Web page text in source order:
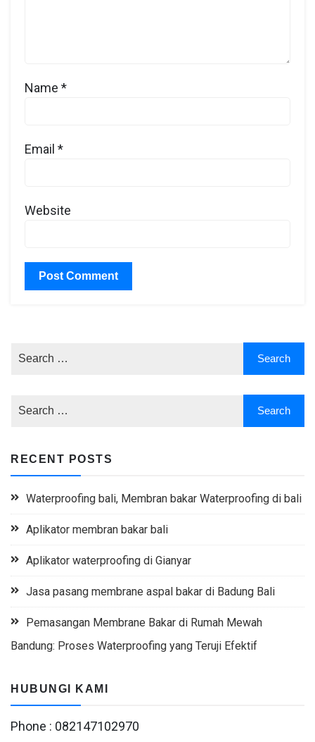
Name *
Email *
Website
RECENT POSTS
Waterproofing bali, Membran bakar Waterproofing di bali
Aplikator membran bakar bali
Aplikator waterproofing di Gianyar
Jasa pasang membrane aspal bakar di Badung Bali
Pemasangan Membrane Bakar di Rumah Mewah
Bandung: Proses Waterproofing yang Teruji Efektif
HUBUNGI KAMI
Phone : 082147102970